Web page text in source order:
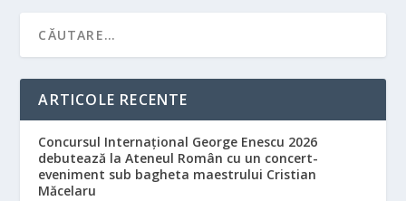
ARTICOLE RECENTE
Concursul Internațional George Enescu 2026
debutează la Ateneul Român cu un concert-
eveniment sub bagheta maestrului Cristian
Măcelaru